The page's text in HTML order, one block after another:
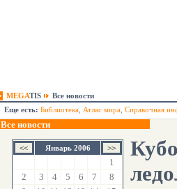
MEGATIS
Все новости
Еще есть: Библиотека Атлас мира Справочная
Все новости
Январь 2006
1
2
3 4 5 6 7
8